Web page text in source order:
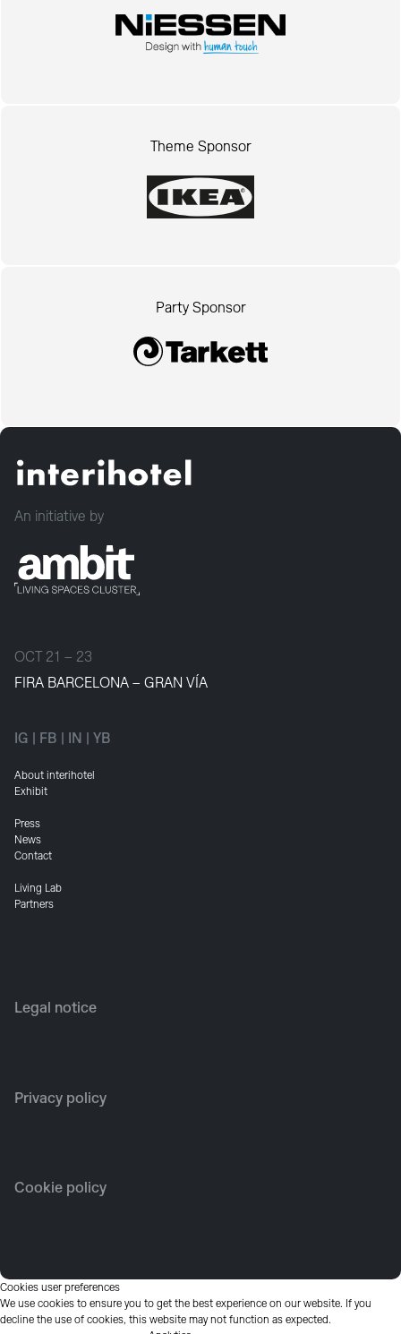
Theme Sponsor
Party Sponsor
An initiative by
OCT 21 – 23
FIRA BARCELONA – GRAN VÍA
IG FB IN YB
About interihotel
Exhibit
Press
News
Contact
Living Lab
Partners
Legal notice
Privacy policy
Cookie policy
Cookies user preferences
We use cookies to ensure you to get the best experience on our website. If you
decline the use of cookies, this website may not function as expected.